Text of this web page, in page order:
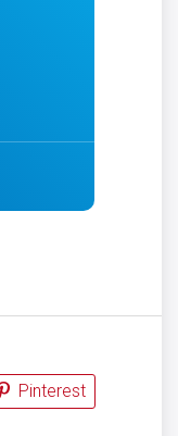
Pinterest